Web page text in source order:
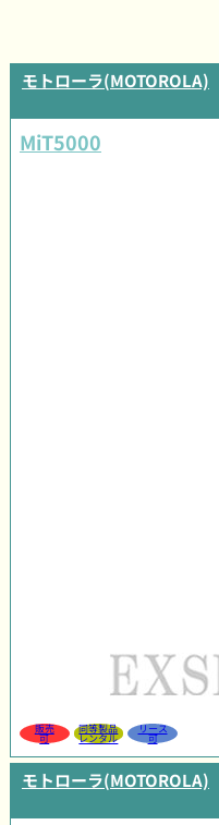
モトローラ(MOTOROLA)
MiT5000
販売
可
同等製品
レンタル
リース
可
モトローラ(MOTOROLA)